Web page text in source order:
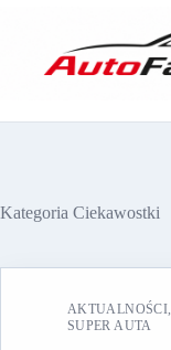
Kategoria Ciekawostki
AKTUALNOŚCI,
SUPER AUTA